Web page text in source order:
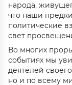
народа,
что наши
политические
свет
Во многих
событиях мы
деятелей
но и по всему